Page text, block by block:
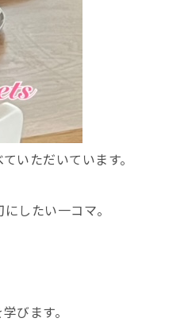
いただいています。
したい一コマ。
びます。